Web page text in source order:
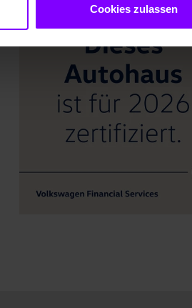
Cookies zulassen